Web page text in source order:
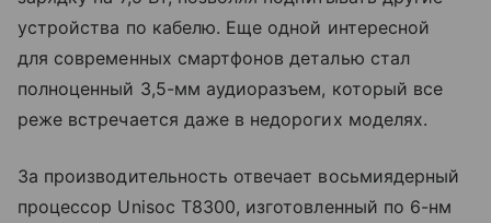
устройства по кабелю. Еще одной интересной
для современных смартфонов деталью стал
полноценный 3,5-мм аудиоразъем, который все
реже встречается даже в недорогих моделях.
За производительность отвечает восьмиядерный
процессор Unisoc T8300, изготовленный по 6-нм